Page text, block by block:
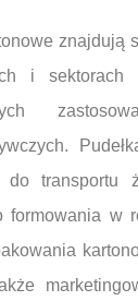
znajdują
i sektorach
do transportu
formowania w